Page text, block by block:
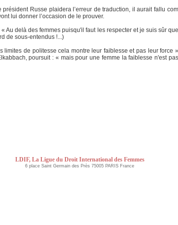
président Russe plaidera l’erreur de traduction, il aurait fallu
lui donner l’occasion de le prouver.
Au delà des femmes puisqu'il faut les respecter et je suis sûr
de sous-entendus !...)
de politesse cela montre leur faiblesse et pas leur force
poursuit : « mais pour une femme la faiblesse n'est
LDIF, La Ligue du Droit International des Femmes
6 place Saint Germain des Près 75005 PARIS France